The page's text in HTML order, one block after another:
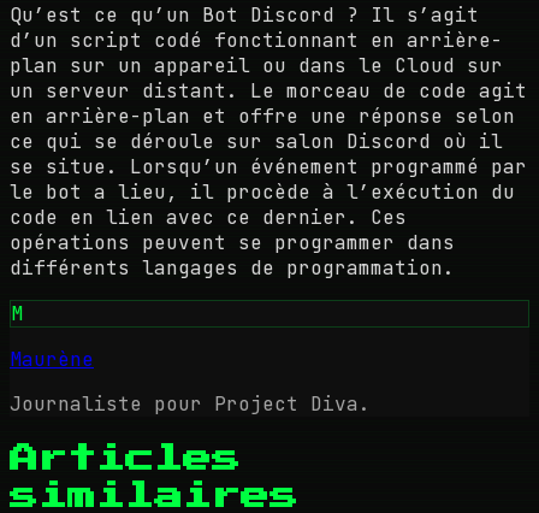
Qu’est ce qu’un Bot Discord ? Il s’agit
d’un script codé fonctionnant en arrière-
plan sur un appareil ou dans le Cloud sur
un serveur distant. Le morceau de code agit
en arrière-plan et offre une réponse selon
ce qui se déroule sur salon Discord où il
se situe. Lorsqu’un événement programmé par
le bot a lieu, il procède à l’exécution du
code en lien avec ce dernier. Ces
opérations peuvent se programmer dans
différents langages de programmation.
M
Maurène
Journaliste pour Project Diva.
Articles
similaires